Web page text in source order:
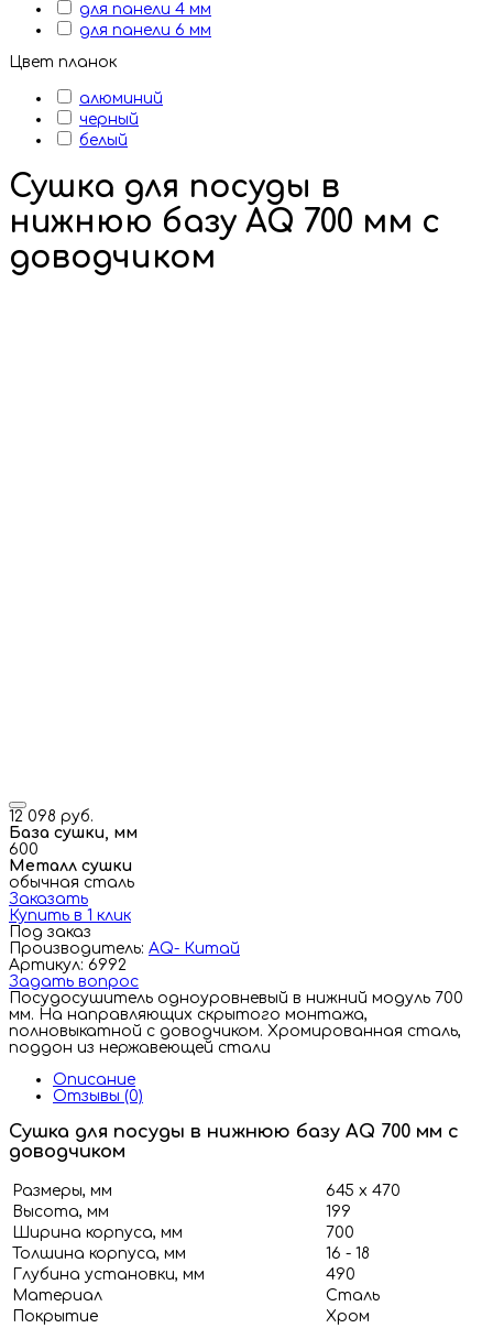
для панели 4 мм
для панели 6 мм
Цвет планок
алюминий
черный
белый
Сушка для посуды в
нижнюю базу AQ 700 мм с
доводчиком
12 098 руб.
База сушки, мм
600
Металл сушки
обычная сталь
Заказать
Купить в 1 клик
Под заказ
Производитель: AQ- Китай
Артикул: 6992
Задать вопрос
Посудосушитель одноуровневый в нижний модуль 700
мм. На направляющих скрытого монтажа,
полновыкатной с доводчиком. Хромированная сталь,
поддон из нержавеющей стали
Описание
Отзывы (0)
Сушка для посуды в нижнюю базу AQ 700 мм с
доводчиком
Размеры, мм
645 х 470
Высота, мм
199
Ширина корпуса, мм
700
Толшина корпуса, мм
16 - 18
Глубина установки, мм
490
Материал
Сталь
Покрытие
Хром